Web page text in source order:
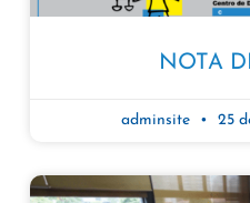
NOTA
adminsite 25